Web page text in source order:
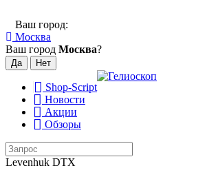
Ваш город:
Москва
Ваш город Москва?
Shop-Script
Новости
Акции
Обзоры
Levenhuk DTX